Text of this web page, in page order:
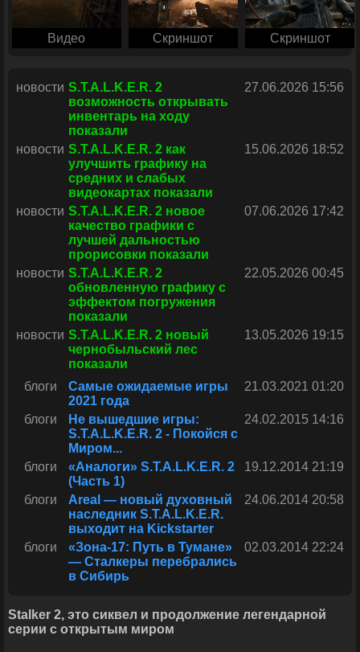
Видео Скриншот Скриншот
новости S.T.A.L.K.E.R. 2
возможность открывать
инвентарь на ходу
показали
27.06.2026 15:56
новости S.T.A.L.K.E.R. 2 как
улучшить графику на
средних и слабых
видеокартах показали
15.06.2026 18:52
новости S.T.A.L.K.E.R. 2 новое
качество графики с
лучшей дальностью
прорисовки показали
07.06.2026 17:42
новости S.T.A.L.K.E.R. 2
обновленную графику с
эффектом погружения
показали
22.05.2026 00:45
новости S.T.A.L.K.E.R. 2 новый
чернобыльский лес
показали
13.05.2026 19:15
блоги
Самые ожидаемые игры
2021 года
21.03.2021 01:20
блоги
Не вышедшие игры:
S.T.A.L.K.E.R. 2 - Покойся с
Миром...
24.02.2015 14:16
блоги
«Аналоги» S.T.A.L.K.E.R. 2
(Часть 1)
19.12.2014 21:19
блоги
Areal — новый духовный
наследник S.T.A.L.K.E.R.
выходит на Kickstarter
24.06.2014 20:58
блоги
«Зона-17: Путь в Тумане»
— Сталкеры перебрались
в Сибирь
02.03.2014 22:24
Stalker 2, это сиквел и продолжение легендарной
серии с открытым миром